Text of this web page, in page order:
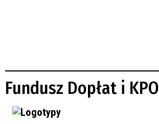
Fundusz Dopłat i KPO